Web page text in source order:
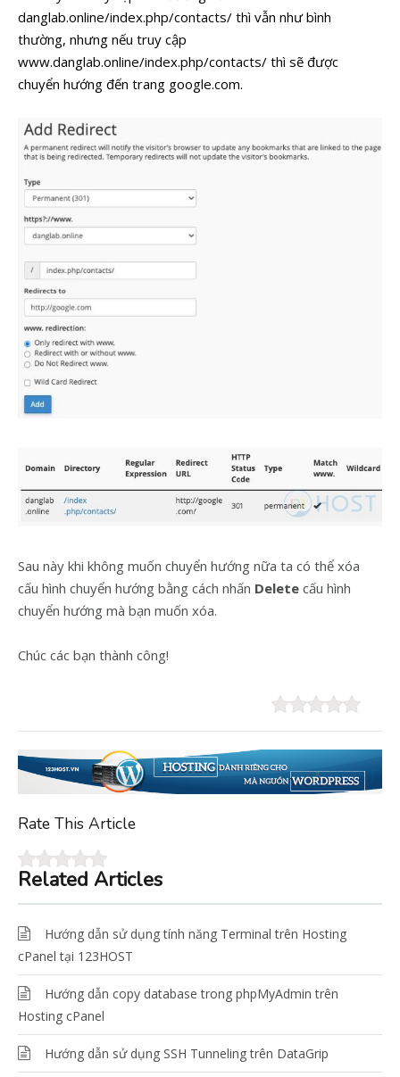
danglab.online/index.php/contacts/ thì vẫn như bình
thường, nhưng nếu truy cập
www.danglab.online/index.php/contacts/ thì sẽ được
chuyển hướng đến trang google.com.
Sau này khi không muốn chuyển hướng nữa ta có thể xóa
cấu hình chuyển hướng bằng cách nhấn Delete cấu hình
chuyển hướng mà bạn muốn xóa.
Chúc các bạn thành công!
Rate This Article
Related Articles
Hướng dẫn sử dụng tính năng Terminal trên Hosting
cPanel tại 123HOST
Hướng dẫn copy database trong phpMyAdmin trên
Hosting cPanel
Hướng dẫn sử dụng SSH Tunneling trên DataGrip